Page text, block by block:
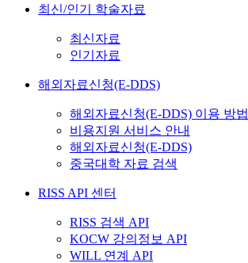
최신/인기 학술자료
최신자료
인기자료
해외자료신청(E-DDS)
해외자료신청(E-DDS) 이용 방법
비용지원 서비스 안내
해외자료신청(E-DDS)
중국대학 자료 검색
RISS API 센터
RISS 검색 API
KOCW 강의정보 API
WILL 연계 API